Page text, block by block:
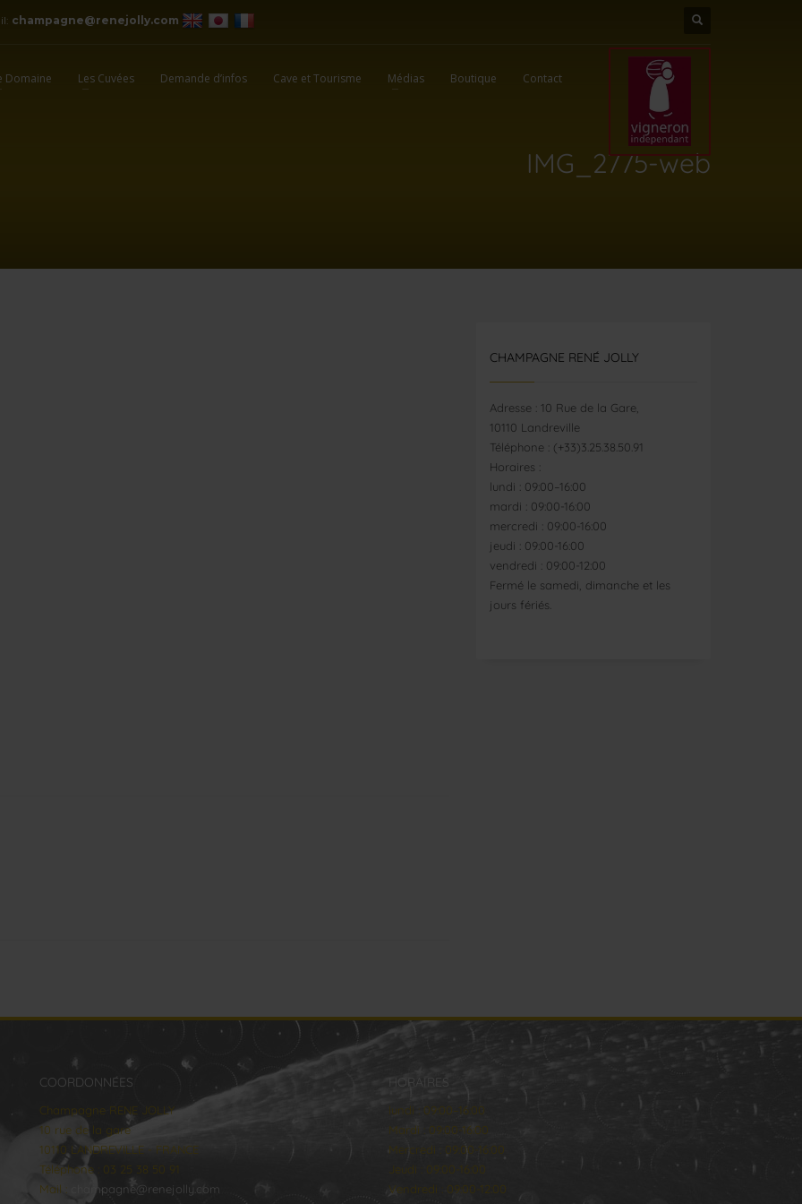
champagne@renejolly.com
Domaine Les Cuvées Demande d’infos Cave et Tourisme Médias Boutique Contact
IMG_2775-web
CHAMPAGNE RENÉ JOLLY
Adresse : 10 Rue de la Gare,
10110 Landreville
Téléphone : (+33)3.25.38.50.91
Horaires :
lundi : 09:00–16:00
mardi : 09:00-16:00
mercredi : 09:00-16:00
jeudi : 09:00-16:00
vendredi : 09:00-12:00
Fermé le samedi, dimanche et les
jours fériés.
COORDONNÉES
Champagne RENE JOLLY
10 rue de la gare
10110 LANDREVILLE - FRANCE
Téléphone : 03 25 38 50 91
Mail :
champagne@renejolly.com
HORAIRES
lundi : 09:00–16:00
Mardi : 09:00-16:00
Mercredi : 09:00-16:00
Jeudi : 09:00-16:00
Vendredi : 09:00-12:00